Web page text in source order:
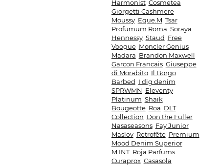
Harmonist Cosmetea
Giorgetti Cashmere
Moussy Eque.M Tsar
Profumum Roma Soraya
Hennessy Staud Free
Voogue Moncler Genius
Madara Brandon Maxwell
Garcon Francais Giuseppe
di Morabito Il Borgo
Barbed I dig denim
SPRWMN Eleventy
Platinum Shaik
Bougeotte Roa DLT
Collection Don the Fuller
Nasaseasons Fay Junior
Maslov Retrofête Premium
Mood Denim Superior
M.INT Roja Parfums
Curaprox Casasola